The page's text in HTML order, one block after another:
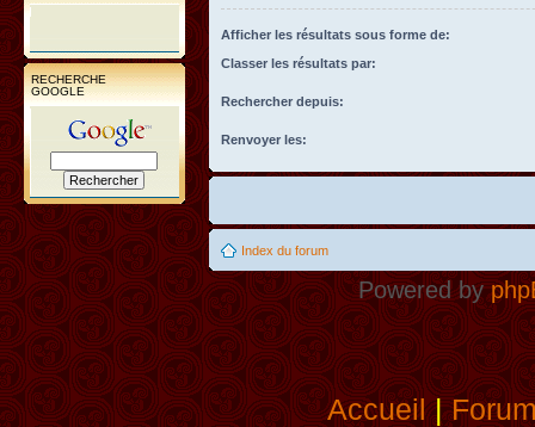
RECHERCHE
GOOGLE
Afficher les résultats sous forme de:
Classer les résultats par:
Rechercher depuis:
Renvoyer les:
Index du forum
Powered by
Accueil|